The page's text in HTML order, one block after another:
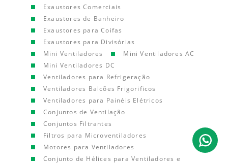
Exaustores Comerciais
Exaustores de Banheiro
Exaustores para Coifas
Exaustores para Divisórias
Mini Ventiladores
Mini Ventiladores AC
Mini Ventiladores DC
Ventiladores para Refrigeração
Ventiladores Balcões Frigorificos
Ventiladores para Painéis Elétricos
Conjuntos de Ventilação
Conjuntos Filtrantes
Filtros para Microventiladores
Motores para Ventiladores
Conjunto de Hélices para Ventiladores e